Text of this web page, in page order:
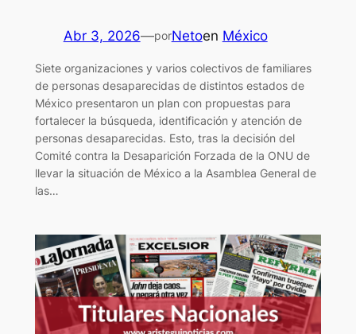
Abr 3, 2026—porNetoen México
Siete organizaciones y varios colectivos de familiares
de personas desaparecidas de distintos estados de
México presentaron un plan con propuestas para
fortalecer la búsqueda, identificación y atención de
personas desaparecidas. Esto, tras la decisión del
Comité contra la Desaparición Forzada de la ONU de
llevar la situación de México a la Asamblea General de
las…